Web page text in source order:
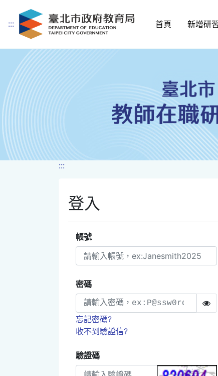
跳到主要內容
::: 首頁 新增研
:::
登入
帳號
密碼
忘記密碼?
收不到驗證信?
驗證碼